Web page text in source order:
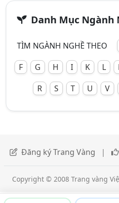
Danh Mục Ngành
TÌM NGÀNH NGHỀ THEO
F
G H I K L
R
S T U V
Đăng ký Trang Vàng |
Copyright © 2008 Trang vàng